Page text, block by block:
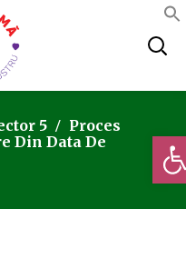
5
Proces
Din Data De